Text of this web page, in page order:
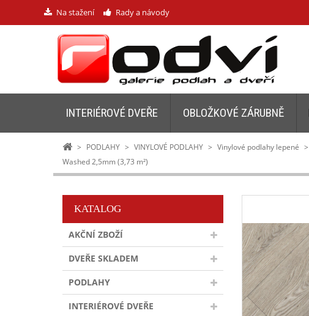
Na stažení Rady a návody
INTERIÉROVÉ DVEŘE OBLOŽKOVÉ ZÁRUBNĚ
> PODLAHY > VINYLOVÉ PODLAHY > Vinylové podlahy lepené >
Washed 2,5mm (3,73 m²)
KATALOG
AKČNÍ ZBOŽÍ
DVEŘE SKLADEM
PODLAHY
INTERIÉROVÉ DVEŘE